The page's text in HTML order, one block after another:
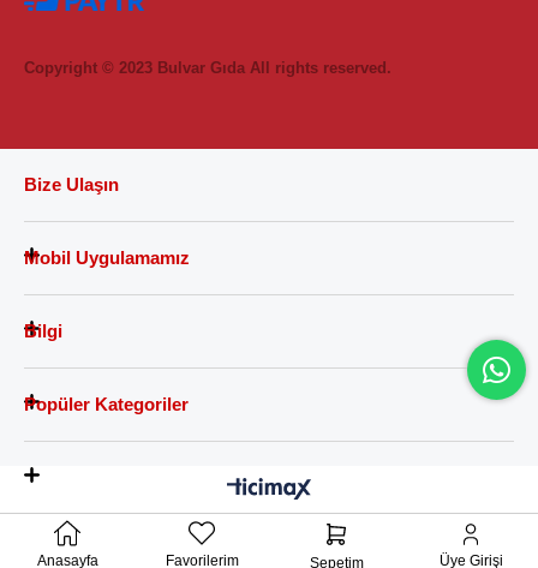
Copyright © 2023 Bulvar Gıda All rights reserved.
Bize Ulaşın
Mobil Uygulamamız
Bilgi
Popüler Kategoriler
Anasayfa Favorilerim Sepetim Üye Girişi